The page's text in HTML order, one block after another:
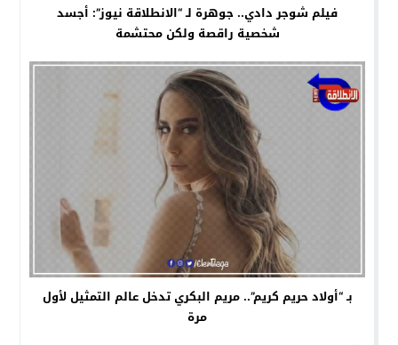
فيلم شوجر دادي.. جوهرة لـ “الانطلاقة نيوز”: أجسد
شخصية راقصة ولكن محتشمة
بـ “أولاد حريم كريم”.. مريم البكري تدخل عالم التمثيل لأول
مرة